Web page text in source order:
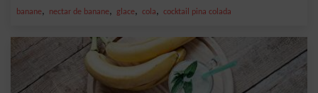
banane, nectar de banane, glace, cola, cocktail pina colada